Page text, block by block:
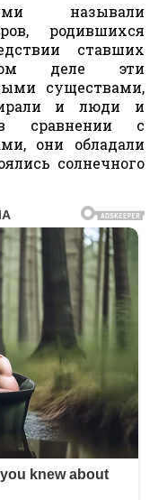
называли
родившихся
ставших
деле эти
существами,
и люди и
сравнении с
они обладали
солнечного